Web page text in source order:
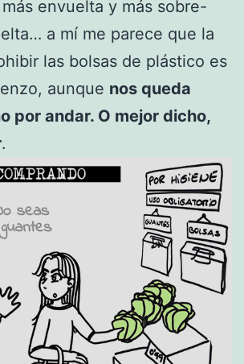
envuelta y más sobre-
a mí me parece que la
las bolsas de plástico es
aunque nos queda
por andar. O mejor dicho,
.